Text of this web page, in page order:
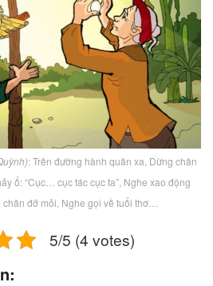
: Trên đường hành quân xa, Dừng chân
ổ: “Cục… cục tác cục ta”, Nghe xao động
đỡ mỏi, Nghe gọi về tuổi thơ…
5/5 (4 votes)